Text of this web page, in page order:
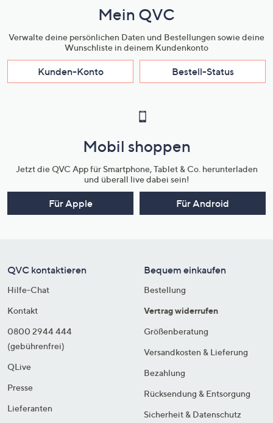
rechts,
Mein QVC
Verwalte deine persönlichen Daten und Bestellungen sowie deine
Wunschliste in deinem Kundenkonto
Kunden-Konto Bestell-Status
Mobil shoppen
Jetzt die QVC App für Smartphone, Tablet & Co. herunterladen
und überall live dabei sein!
Für Apple Für Android
QVC kontaktieren
Hilfe-Chat
Kontakt
0800 2944 444
(gebührenfrei)
QLive
Presse
Lieferanten
Bequem einkaufen
Bestellung
Vertrag widerrufen
Größenberatung
Versandkosten & Lieferung
Bezahlung
Rücksendung & Entsorgung
Sicherheit & Datenschutz